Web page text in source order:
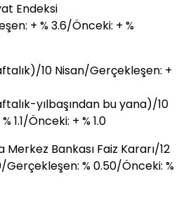
Endeksi
+ % 3.6/Önceki: + %
10 Nisan/Gerçekleşen: +
yılbaşından bu yana)/10
1.1/Önceki: + % 1.0
Bankası Faiz Kararı/12
Gerçekleşen: % 0.50/Önceki: %